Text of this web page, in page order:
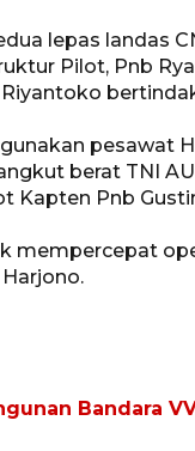
lepas landas
Pilot, Pnb
pesawat
berat TNI
Kapten Pnb
mempercepat
Bandara